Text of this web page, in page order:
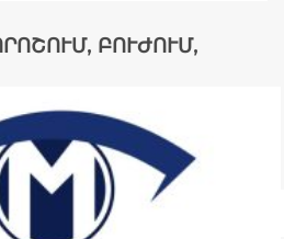
ԲՈՒԺՈՒՄ,